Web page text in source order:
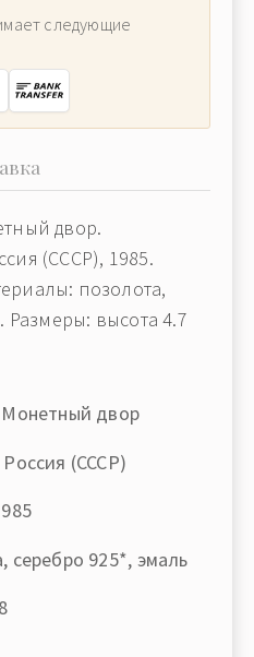
следующие
двор.
(СССР), 1985.
позолота,
Размеры: высота 4.7
Монетный двор
Россия (СССР)
серебро 925*, эмаль